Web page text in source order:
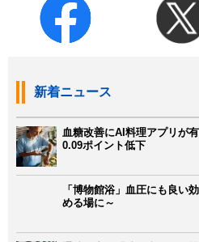
新着ニュース
血糖改善にAI料理アプリが
0.09ポイント低下
「博物館浴」血圧にも良い
める場に～